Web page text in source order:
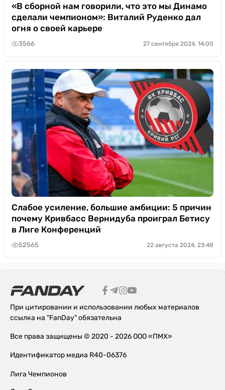
«В сборной нам говорили, что это мы Динамо
сделали чемпионом»: Виталий Руденко дал
огня о своей карьере
3566 27 сентября 2024, 14:00
Слабое усиление, большие амбиции: 5 причин
почему Кривбасс Вернидуба проиграл Бетису
в Лиге Конференций
52565 22 августа 2024, 23:48
При цитировании и использовании любых материалов
ссылка на "FanDay" обязательна
Все права защищены © 2020 - 2026 ООО «ПМХ»
Идентификатор медиа R40-06376
Лига Чемпионов